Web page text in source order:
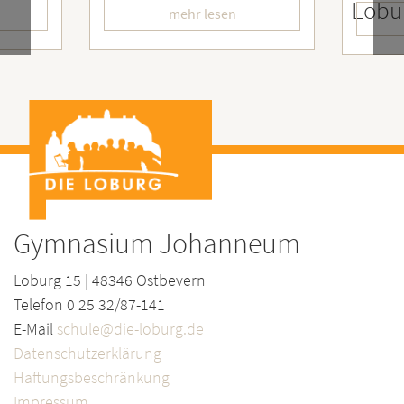
LoburgerInnen
mehr lesen
–
Gymnasium Johanneum
Loburg 15 | 48346 Ostbevern
Telefon 0 25 32/87-141
E-Mail schule@die-loburg.de
Datenschutzerklärung
Haftungsbeschränkung